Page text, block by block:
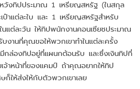
หวังทิปประมาณ 1 เหรียญสหรัฐ (ในสกุล
ป๋าแต่ละใบ และ 1 เหรียญสหรัฐสำหรับ
นแต่ละวัน ให้ทิปพนักงานคอนเซียชประมาณ
งานที่คุณขอให้พวกเขาทำในแต่ละครั้ง
กล่องทิปอยู่ที่แผนกต้อนรับ และซึ่งเงินทิปที่
เจ้าหน้าที่ของแคมป์ ถ้าคุณอยากให้ทิป
ก็ให้ส่งให้กับตัวพวกเขาเลย